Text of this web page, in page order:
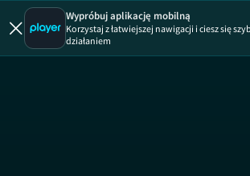
Wypróbuj aplikację mobilną
Korzystaj z łatwiejszej nawigacji i ciesz się
działaniem